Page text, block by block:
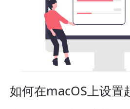
如何在macOS上设置